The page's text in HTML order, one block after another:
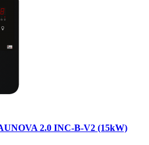
2.0 INC-B-V2 (15kW)